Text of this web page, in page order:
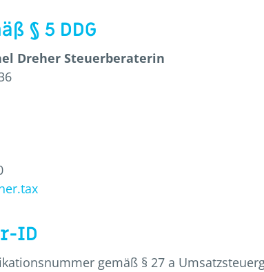
§ 5 DDG
Dreher Steuerberaterin
ID
gemäß § 27 a